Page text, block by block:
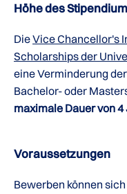
Höhe des
DieVice Chancellor's
Scholarships der
eine Verminderung der
Bachelor- oder
maximale Dauer von 4
Voraussetzungen
Bewerben können